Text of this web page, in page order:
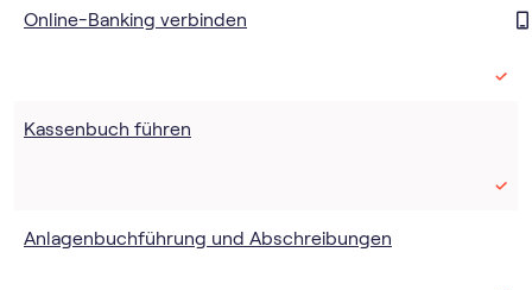
Online-Banking verbinden
Kassenbuch führen
Anlagenbuchführung und Abschreibungen